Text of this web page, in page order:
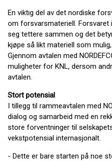
En viktig del av det nordiske
om forsvarsmateriell. Forsvaret
seg tettere sammen og det
kjøpe så likt materiell som
Gjennom avtalen med
muligheter for KNL, dersom
avtalen.
Stort potensial
I tillegg til rammeavtalen med
dialog og samarbeid med en
store forventninger til
vekstpotensial internasjonalt.
- Dette er bare starten på noe